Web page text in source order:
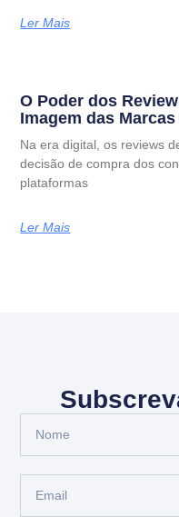
Ler Mais
O Poder dos
Imagem das
Na era digital, os reviews
decisão de compra dos
plataformas
Ler Mais